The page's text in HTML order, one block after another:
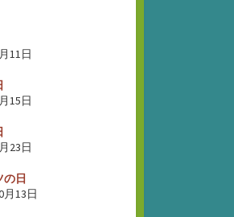
11日
15日
23日
の日
月13日